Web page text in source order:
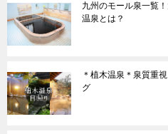
九州のモール泉一覧
温泉とは？
＊植木温泉＊泉質重
グ